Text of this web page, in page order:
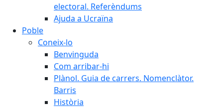
electoral. Referèndums
Ajuda a Ucraïna
Poble
Coneix-lo
Benvinguda
Com arribar-hi
Plànol. Guia de carrers. Nomenclàtor.
Barris
Història